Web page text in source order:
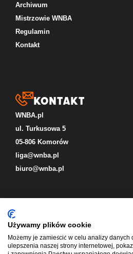
Archiwum
Mistrzowie WNBA
Regulamin
Kontakt
Kontakt
WNBA.pl
ul. Turkusowa 5
05-806 Komorów
liga@wnba.pl
biuro@wnba.pl
Social
Używamy plików cookie
Możemy je zamieścić w celu analizy danych
ulepszenia naszej strony internetowej,